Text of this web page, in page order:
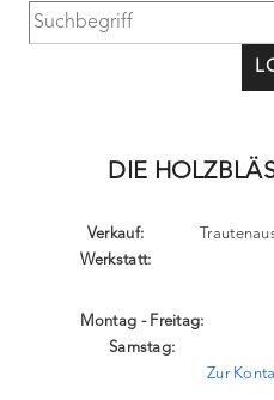
DIE
Verkauf:
Werkstatt:
Montag - Freitag:
Samstag:
Zur